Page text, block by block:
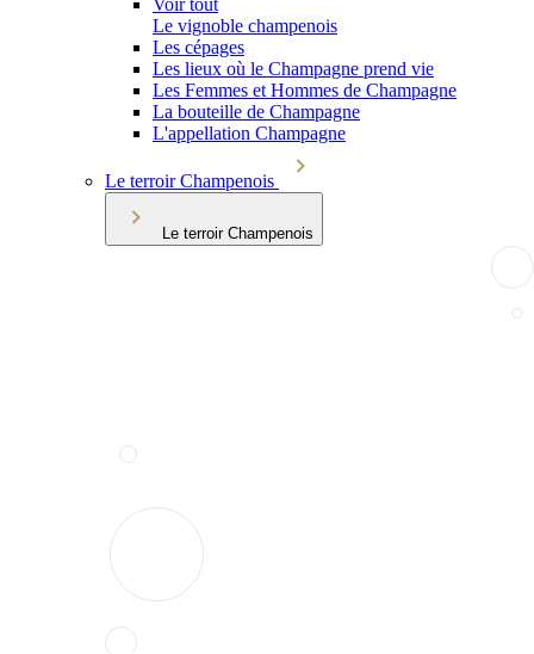
Le vignoble champenois
Les cépages
Les lieux où le Champagne prend vie
Les Femmes et Hommes de Champagne
La bouteille de Champagne
L'appellation Champagne
Le terroir Champenois
Le terroir Champenois